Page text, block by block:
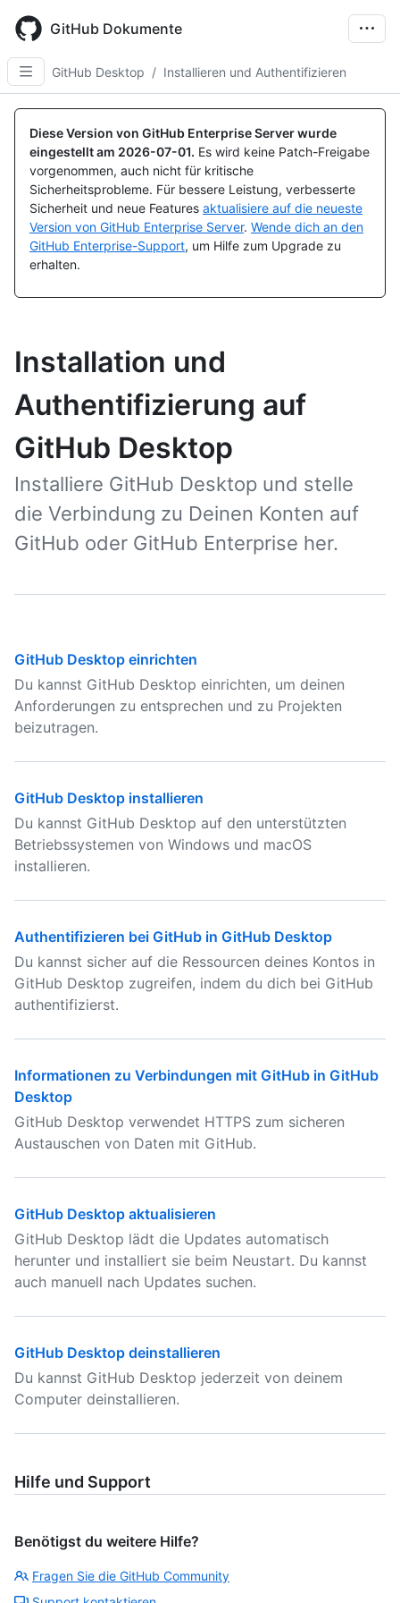
main
content
GitHub Dokumente
GitHub Desktop / Installieren und Authentifizieren
Diese Version von GitHub Enterprise Server wurde
eingestellt am 2026-07-01. Es wird keine Patch-Freigabe
vorgenommen, auch nicht für kritische
Sicherheitsprobleme. Für bessere Leistung, verbesserte
Sicherheit und neue Features aktualisiere auf die neueste
Version von GitHub Enterprise Server. Wende dich an den
GitHub Enterprise-Support, um Hilfe zum Upgrade zu
erhalten.
Installation und
Authentifizierung auf
GitHub Desktop
Installiere GitHub Desktop und stelle
die Verbindung zu Deinen Konten auf
GitHub oder GitHub Enterprise her.
GitHub Desktop einrichten
Du kannst GitHub Desktop einrichten, um deinen
Anforderungen zu entsprechen und zu Projekten
beizutragen.
GitHub Desktop installieren
Du kannst GitHub Desktop auf den unterstützten
Betriebssystemen von Windows und macOS
installieren.
Authentifizieren bei GitHub in GitHub Desktop
Du kannst sicher auf die Ressourcen deines Kontos in
GitHub Desktop zugreifen, indem du dich bei GitHub
authentifizierst.
Informationen zu Verbindungen mit GitHub in GitHub
Desktop
GitHub Desktop verwendet HTTPS zum sicheren
Austauschen von Daten mit GitHub.
GitHub Desktop aktualisieren
GitHub Desktop lädt die Updates automatisch
herunter und installiert sie beim Neustart. Du kannst
auch manuell nach Updates suchen.
GitHub Desktop deinstallieren
Du kannst GitHub Desktop jederzeit von deinem
Computer deinstallieren.
Hilfe und Support
Benötigst du weitere Hilfe?
Fragen Sie die GitHub Community